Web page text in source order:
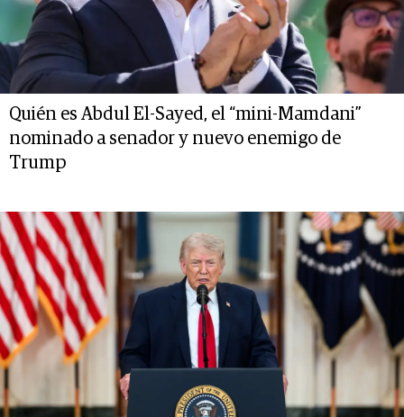
Quién es Abdul El-Sayed, el “mini-Mamdani”
nominado a senador y nuevo enemigo de
Trump